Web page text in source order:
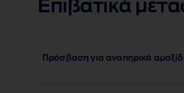
Επιβατικά
Πρόσβαση για αναπηρικά